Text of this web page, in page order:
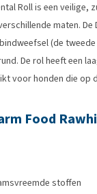
Roll is een veilige,
maten. De
(de
De rol heeft een
voor honden die op
Food
stoffen